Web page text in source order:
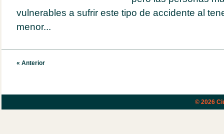
vulnerables a sufrir este tipo de accidente al
menor...
« Anterior
© 2026